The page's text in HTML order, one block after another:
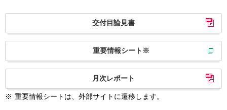
交付目論見書
重要情報シート※
月次レポート
※ 重要情報シートは、外部サイトに遷移します。